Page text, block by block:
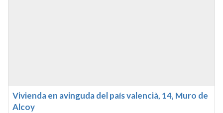
Vivienda en avinguda del país valencià, 14, Muro de
Alcoy